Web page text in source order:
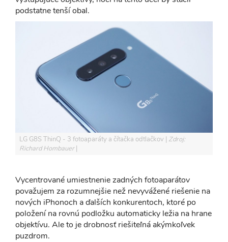
podstatne tenší obal.
LG G8S ThinQ - 3 fotoaparáty a čítačka odtlačkov Zdroj:
Richard Hombauer
Vycentrované umiestnenie zadných fotoaparátov
považujem za rozumnejšie než nevyvážené riešenie na
nových iPhonoch a ďalších konkurentoch, ktoré po
položení na rovnú podložku automaticky ležia na hrane
objektívu. Ale to je drobnosť riešiteľná akýmkoľvek
puzdrom.